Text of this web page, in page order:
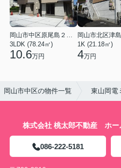
岡山市中区原尾島２丁目
3LDK (78.24㎡)
10.6万円
1K (21.18㎡)
4万円
岡山市中区の物件一覧 東山岡電
株式会社 桃太郎不動産 ホー
086-222-5181